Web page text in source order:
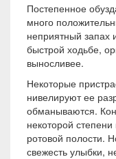
Постепенное
много
неприятный запах
быстрой ходьбе,
выносливее.
Некоторые
нивелируют ее
обманываются.
некоторой
ротовой полости.
свежесть улыбки,